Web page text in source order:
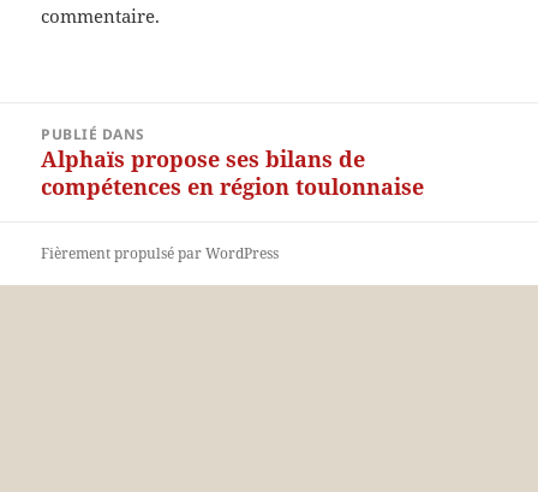
commentaire.
l’article
PUBLIÉ DANS
Alphaïs propose ses bilans de
compétences en région toulonnaise
Fièrement propulsé par WordPress